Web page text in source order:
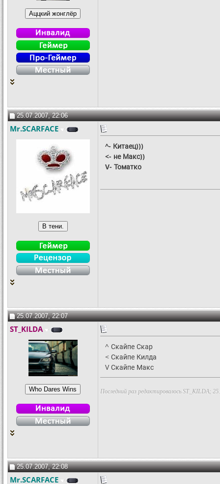
25.07.2007, 22:06
Mr.SCARFACE
^- Китаец)))
<- не Макс))
V- Томатко
25.07.2007, 22:07
ST_KILDA
^ Скайпе Скар
< Скайпе Килда
V Скайпе Макс
Последний раз редактировалось ST_KILDA;
25.07.2007, 22:08
Mr.SCARFACE